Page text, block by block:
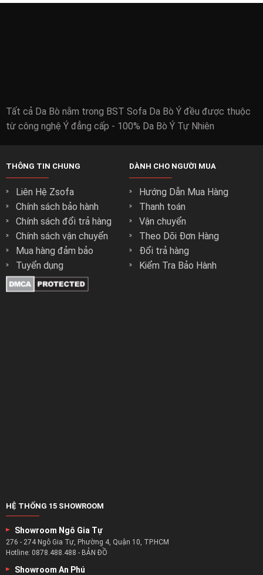
Tất cả Da Bò nằm trong BST Sofa Da Bò Ý đều được thuộc
từ công nghệ Ý đẳng cấp - 100% Da Bò Ý Tự Nhiên
THÔNG TIN CHUNG
Liên Hệ Zsofa
Chính sách bảo hành
Chính sách đổi trả hàng
Chính sách vận chuyển
Mua hàng đảm bảo
Tuyển dụng
DÀNH CHO NGƯỜI MUA
Hướng Dẫn Mua Hàng
Thanh toán
Vận chuyển
Theo Dõi Đơn Hàng
Đổi trả hàng
Kiểm Tra Bảo Hành
HỆ THỐNG 15 SHOWROOM
Showroom Ngô Gia Tự
276 - 274 Ngô Gia Tự, Phường 4, Quận 10, TP.HCM
Hotline: 0878.488.488 - BẢN ĐỒ
Showroom An Phú